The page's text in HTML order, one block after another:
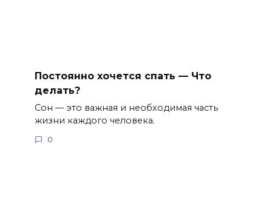
Постоянно хочется спать — Что
делать?
Сон — это важная и необходимая часть
жизни каждого человека.
0